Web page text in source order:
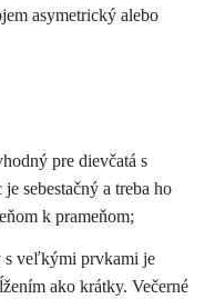
asymetrický alebo
pre dievčatá s
sebestačný a treba ho
k prameňom;
s veľkými prvkami je
ako krátky. Večerné